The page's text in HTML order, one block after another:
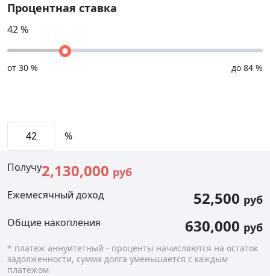
Процентная ставка
42%
от 30 % до 84 %
%
Получу2,130,000 руб
Ежемесячный доход 52,500 руб
Общие накопления 630,000 руб
* платеж аннуитетный - проценты начисляются на остаток
задолженности, сумма долга уменьшается с каждым
платежом